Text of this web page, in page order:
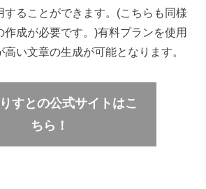
することができます。(こちらも同様
作成が必要です。)有料プランを使用
い文章の生成が可能となります。
すとの公式サイトはこ
ちら！